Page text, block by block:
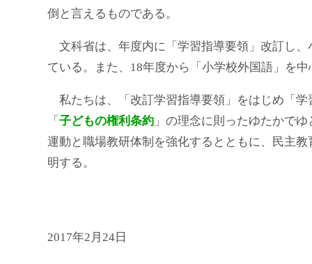
倒と言えるものである。
文科省は、年度内に「学習指導要領」改訂し
ている。また、18年度から「小学校外国語」を
私たちは、「改訂学習指導要領」をはじめ「
「 子どもの権利条約 」の理念に則ったゆたかで
運動と職場教研体制を強化するとともに、民主
明する。
2017年2月24日